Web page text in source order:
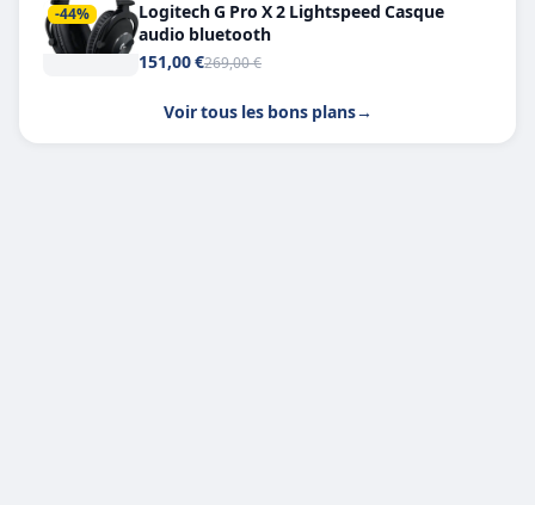
-44%
Logitech G Pro X 2 Lightspeed Casque
audio bluetooth
151,00 €269,00 €
Voir tous les bons plans→